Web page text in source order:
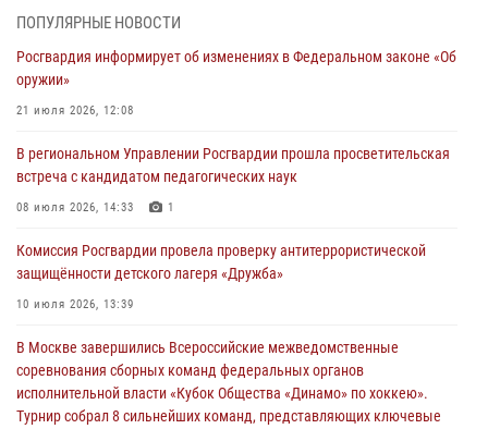
Росгвардейцы принимают участие в обеспечении общественной
02 августа 2026, 13:28
За минувшие сутки Псковские росгвардейцы выезжали два раза на
31 июля 2026, 13:53
В Санкт-Петербурге прошел окружной этап ежегодного
сотрудников вневедомственной охраны Росгвардии, Псковские
Росгвардейцы одержали победу
30 июля 2026, 05:10
Псковская Росгвардия приглашает на службу в подразделениях
вневедомственной охраны
ПОПУЛЯРНЫЕ НОВОСТИ
Росгвардия информирует об изменениях в Федеральном законе «Об
оружии»
21 июля 2026, 12:08
В региональном Управлении Росгвардии прошла просветительская
встреча с кандидатом педагогических наук
08 июля 2026, 14:33 1
Комиссия Росгвардии провела проверку антитеррористической
защищённости детского лагеря «Дружба»
10 июля 2026, 13:39
В Москве завершились Всероссийские межведомственные
соревнования сборных команд федеральных органов
исполнительной власти «Кубок Общества «Динамо» по хоккею».
Турнир собрал 8 сильнейших команд, представляющих ключевые